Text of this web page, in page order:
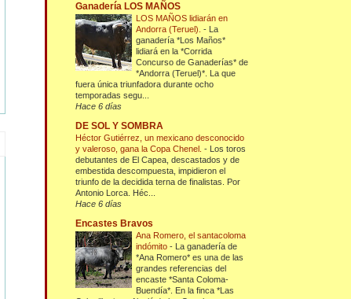
Ganadería LOS MAÑOS
LOS MAÑOS lidiarán en
Andorra (Teruel).- La
ganadería *Los Maños*
lidiará en la *Corrida
Concurso de Ganaderías* de
*Andorra (Teruel)*. La que
fuera única triunfadora durante ocho
temporadas segu...
Hace 6 días
DE SOL Y SOMBRA
Héctor Gutiérrez, un mexicano desconocido
y valeroso, gana la Copa Chenel.- Los toros
debutantes de El Capea, descastados y de
embestida descompuesta, impidieron el
triunfo de la decidida terna de finalistas. Por
Antonio Lorca. Héc...
Hace 6 días
Encastes Bravos
Ana Romero, el santacoloma
indómito- La ganadería de
*Ana Romero* es una de las
grandes referencias del
encaste *Santa Coloma-
Buendía*. En la finca *Las